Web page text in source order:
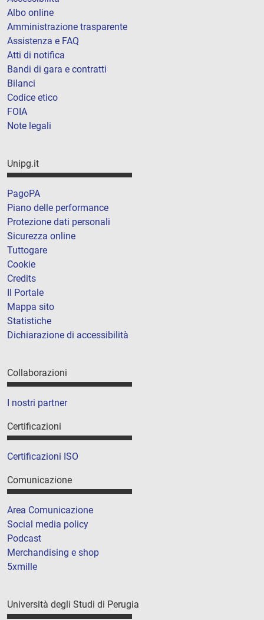
Albo online
Amministrazione trasparente
Assistenza e FAQ
Atti di notifica
Bandi di gara e contratti
Bilanci
Codice etico
FOIA
Note legali
Unipg.it
PagoPA
Piano delle performance
Protezione dati personali
Sicurezza online
Tuttogare
Cookie
Credits
Il Portale
Mappa sito
Statistiche
Dichiarazione di accessibilità
Collaborazioni
I nostri partner
Certificazioni
Certificazioni ISO
Comunicazione
Area Comunicazione
Social media policy
Podcast
Merchandising e shop
5xmille
Università degli Studi di Perugia